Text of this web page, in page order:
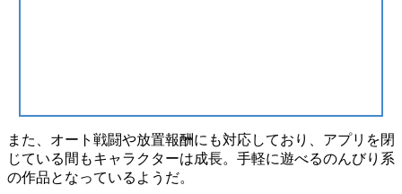
また、オート戦闘や放置報酬にも対応しており、アプリを閉
じている間もキャラクターは成長。 手軽に遊べるのんびり系
の作品となっているようだ。